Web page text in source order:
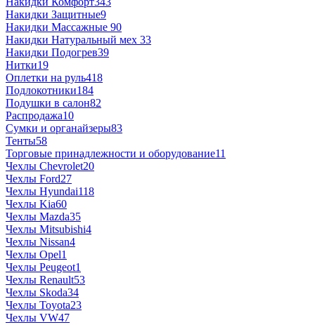
Накидки Защитные9
Накидки Массажные 90
Накидки Натуральный мех 33
Накидки Подогрев39
Нитки19
Оплетки на руль418
Подлокотники184
Подушки в салон82
Распродажа10
Сумки и органайзеры83
Тенты58
Торговые принадлежности и оборудование11
Чехлы Chevrolet20
Чехлы Ford27
Чехлы Hyundai118
Чехлы Kia60
Чехлы Mazda35
Чехлы Mitsubishi4
Чехлы Nissan4
Чехлы Opel1
Чехлы Peugeot1
Чехлы Renault53
Чехлы Skoda34
Чехлы Toyota23
Чехлы VW47